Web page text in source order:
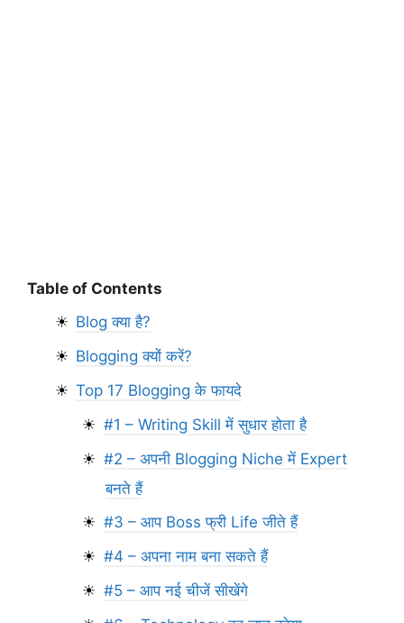
Table of Contents
Blog क्या है?
Blogging क्यों करें?
Top 17 Blogging के फायदे
#1 – Writing Skill में सुधार होता है
#2 – अपनी Blogging Niche में Expert
बनते हैं
#3 – आप Boss फ्री Life जीते हैं
#4 – अपना नाम बना सकते हैं
#5 – आप नई चीजें सीखेंगे